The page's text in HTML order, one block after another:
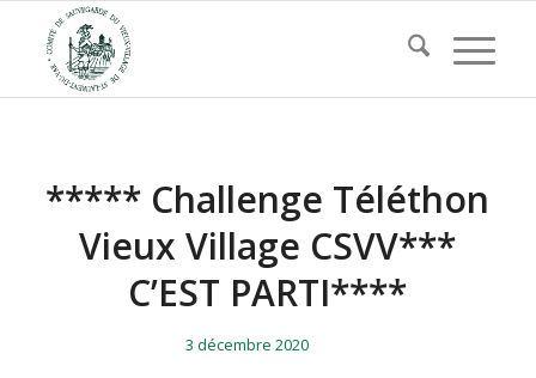
***** Challenge Téléthon
Vieux Village CSVV***
C’EST PARTI****
3 décembre 2020